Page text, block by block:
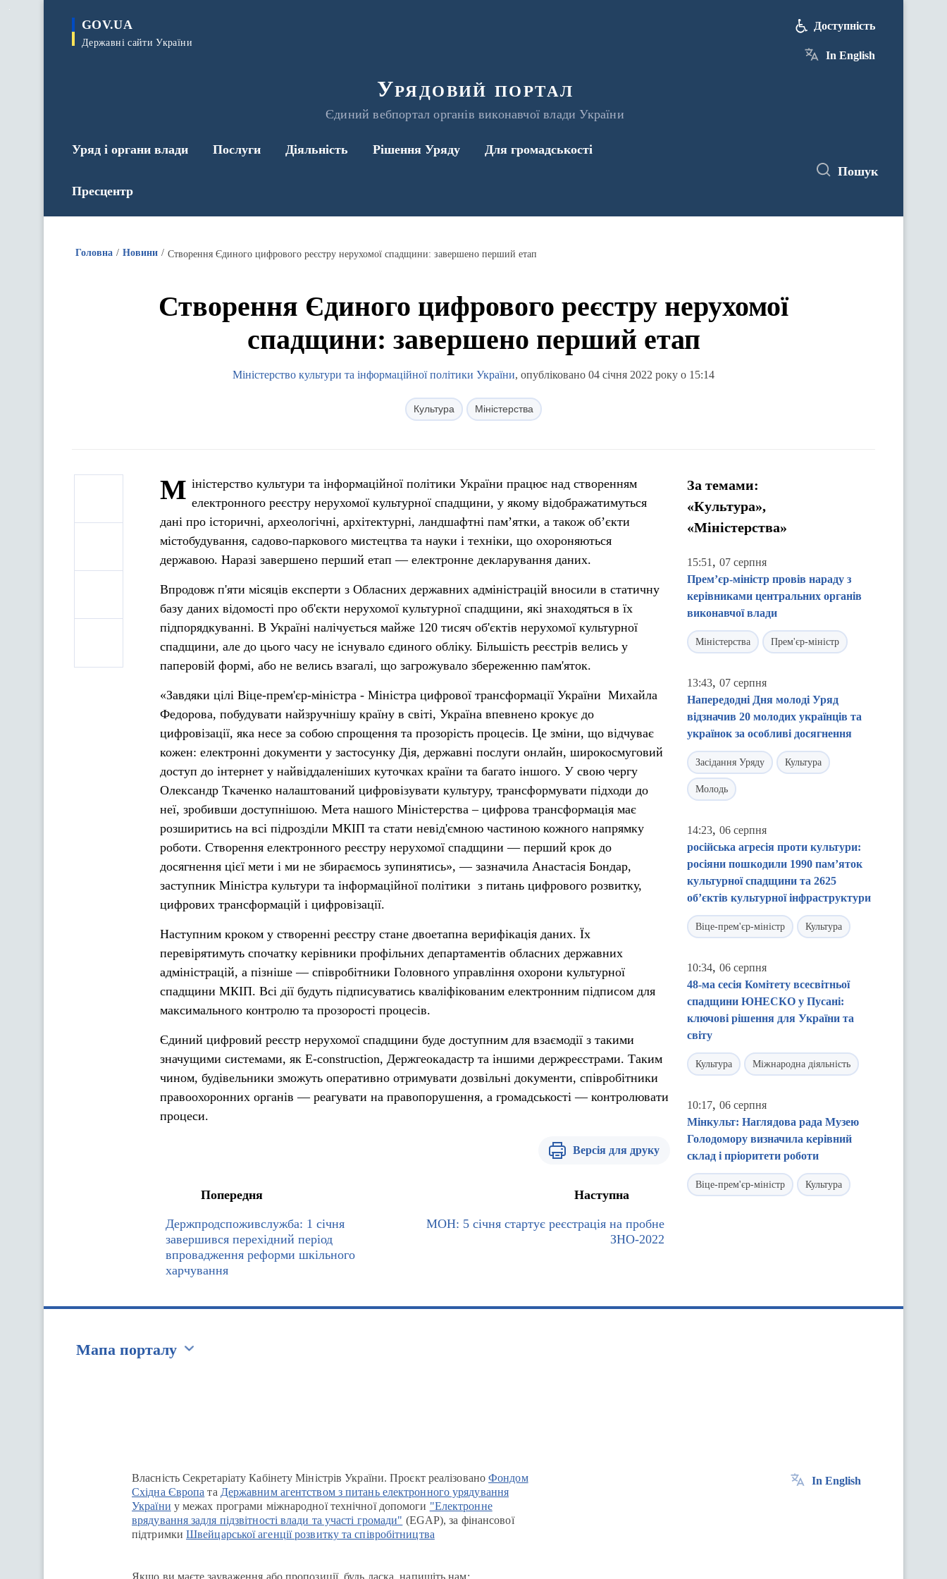
GOV.UA
Державні сайти України
Урядовий портал
Єдиний вебпортал органів виконавчої влади України
Доступність
In English
Уряд і органи влади Послуги Діяльність Рішення Уряду Для громадськості
Пресцентр
Пошук
Головна Новини Створення Єдиного цифрового реєстру нерухомої спадщини: завершено перший етап
Створення Єдиного цифрового реєстру нерухомої
спадщини: завершено перший етап
Міністерство культури та інформаційної політики України, опубліковано 04 січня 2022 року о 15:14
Культура Міністерства
М іністерство культури та інформаційної політики України працює над створенням
електронного реєстру нерухомої культурної спадщини, у якому відображатимуться
дані про історичні, археологічні, архітектурні, ландшафтні пам’ятки, а також об’єкти
містобудування, садово-паркового мистецтва та науки і техніки, що охороняються
державою. Наразі завершено перший етап — електронне декларування даних.
Впродовж п'яти місяців експерти з Обласних державних адміністрацій вносили в статичну
базу даних відомості про об'єкти нерухомої культурної спадщини, які знаходяться в їх
підпорядкуванні. В Україні налічується майже 120 тисяч об'єктів нерухомої культурної
спадщини, але до цього часу не існувало єдиного обліку. Більшість реєстрів велись у
паперовій формі, або не велись взагалі, що загрожувало збереженню пам'яток.
«Завдяки цілі Віце-прем'єр-міністра - Міністра цифрової трансформації України Михайла
Федорова, побудувати найзручнішу країну в світі, Україна впевнено крокує до
цифровізації, яка несе за собою спрощення та прозорість процесів. Це зміни, що відчуває
кожен: електронні документи у застосунку Дія, державні послуги онлайн, широкосмуговий
доступ до інтернет у найвіддаленіших куточках країни та багато іншого. У свою чергу
Олександр Ткаченко налаштований цифровізувати культуру, трансформувати підходи до
неї, зробивши доступнішою. Мета нашого Міністерства – цифрова трансформація має
розширитись на всі підрозділи МКІП та стати невід'ємною частиною кожного напрямку
роботи. Створення електронного реєстру нерухомої спадщини — перший крок до
досягнення цієї мети і ми не збираємось зупинятись», — зазначила Анастасія Бондар,
заступник Міністра культури та інформаційної політики з питань цифрового розвитку,
цифрових трансформацій і цифровізації.
Наступним кроком у створенні реєстру стане двоетапна верифікація даних. Їх
перевірятимуть спочатку керівники профільних департаментів обласних державних
адміністрацій, а пізніше — співробітники Головного управління охорони культурної
спадщини МКІП. Всі дії будуть підписуватись кваліфікованим електронним підписом для
максимального контролю та прозорості процесів.
Єдиний цифровий реєстр нерухомої спадщини буде доступним для взаємодії з такими
значущими системами, як E-construction, Держгеокадастр та іншими держреєстрами. Таким
чином, будівельники зможуть оперативно отримувати дозвільні документи, співробітники
правоохоронних органів — реагувати на правопорушення, а громадськості — контролювати
процеси.
Версія для друку
Попередня
Держпродспоживслужба: 1 січня
завершився перехідний період
впровадження реформи шкільного
харчування
Наступна
МОН: 5 січня стартує реєстрація на пробне
ЗНО-2022
За темами:
«Культура»,
«Міністерства»
15:51 , 07 серпня
Прем’єр-міністр провів нараду з
керівниками центральних органів
виконавчої влади
Міністерства Прем'єр-міністр
13:43, 07 серпня
Напередодні Дня молоді Уряд
відзначив 20 молодих українців та
українок за особливі досягнення
Засідання Уряду Культура
Молодь
14:23, 06 серпня
російська агресія проти культури:
росіяни пошкодили 1990 пам’яток
культурної спадщини та 2625
об’єктів культурної інфраструктури
Віце-прем'єр-міністр Культура
10:34, 06 серпня
48-ма сесія Комітету всесвітньої
спадщини ЮНЕСКО у Пусані:
ключові рішення для України та
світу
Культура Міжнародна діяльність
10:17, 06 серпня
Мінкульт: Наглядова рада Музею
Голодомору визначила керівний
склад і пріоритети роботи
Віце-прем'єр-міністр Культура
Мапа порталу
Власність Секретаріату Кабінету Міністрів України. Проєкт реалізованоФондом
Східна Європа та Державним агентством з питань електронного урядування
України у межах програми міжнародної технічної допомоги "Електронне
врядування задля підзвітності влади та участі громади" (EGAP), за фінансової
підтримки Швейцарської агенції розвитку та співробітництва
Якщо ви маєте зауваження або пропозиції, будь ласка, напишіть нам:
In English